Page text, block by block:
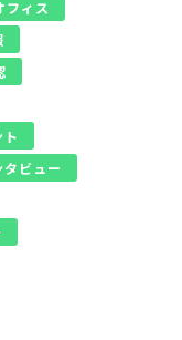
フィス
ト
ビュー